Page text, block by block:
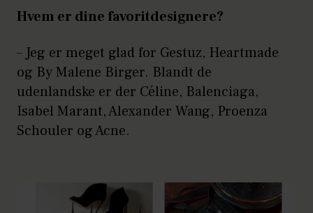
Hvem er dine favoritdesignere?
– Jeg er meget glad for Gestuz, Heartmade
og By Malene Birger. Blandt de
udenlandske er der Céline, Balenciaga,
Isabel Marant, Alexander Wang, Proenza
Schouler og Acne.